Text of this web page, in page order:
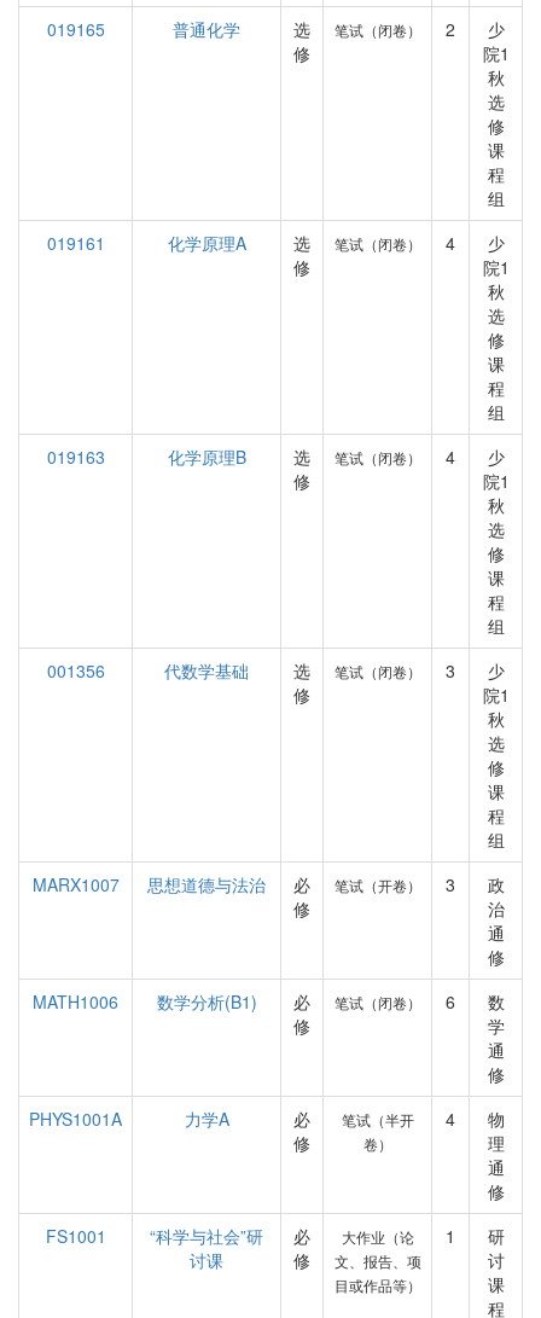
019165
普通化学
选
修
笔试（闭卷） 2
少
院1
秋
选
修
课
程
组
019161
化学原理A
选
修
笔试（闭卷） 4
少
院1
秋
选
修
课
程
组
019163
化学原理B
选
修
笔试（闭卷） 4
少
院1
秋
选
修
课
程
组
001356
代数学基础
选
修
笔试（闭卷） 3
少
院1
秋
选
修
课
程
组
MARX1007
思想道德与法治
必
修
笔试（开卷） 3
政
治
通
修
MATH1006
数学分析(B1)
必
修
笔试（闭卷） 6
数
学
通
修
PHYS1001A
力学A
必
修
笔试（半开
卷）
4
物
理
通
修
FS1001
“科学与社会”研
讨课
必
修
大作业（论
文、报告、项
目或作品等）
1
研
讨
课
程